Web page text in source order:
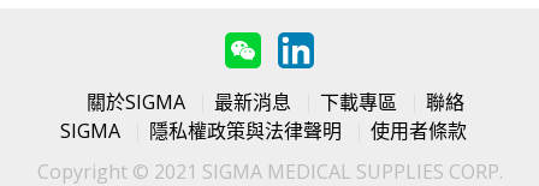
關於SIGMA 最新消息 下載專區
聯絡
SIGMA
隱私權政策與法律聲明
使用者條款
Copyright © 2021 SIGMA MEDICAL SUPPLIES CORP.